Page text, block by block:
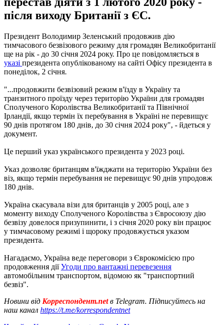
після виходу Британії з ЄС.
Президент Володимир Зеленський продовжив дію
тимчасового безвізового режиму для громадян Великобританії
ще на рік - до 30 січня 2024 року. Про це повідомляється в
указі президента опублікованому на сайті Офісу президента в
понеділок, 2 січня.
"...продовжити безвізовий режим в'їзду в Україну та
транзитного проїзду через територію України для громадян
Сполученого Королівства Великобританії та Північної
Ірландії, якщо термін їх перебування в Україні не перевищує
90 днів протягом 180 днів, до 30 січня 2024 року", - йдеться у
документ.
Це перший указ українського президента у 2023 році.
Указ дозволяє британцям в'їжджати на територію України без
віз, якщо термін перебування не перевищує 90 днів упродовж
180 днів.
Україна скасувала візи для британців у 2005 році, але з
моменту виходу Сполученого Королівства з Євросоюзу дію
безвізу довелося призупинити, і з січня 2020 року він працює
у тимчасовому режимі і щороку продовжується указом
президента.
Нагадаємо, Україна веде переговори з Єврокомісією про
продовження діїУгоди про вантажні перевезення
автомобільним транспортом, відомою як "транспортний
безвіз".
Новини від Корреспондент.netв Telegram. Підписуйтесь на
наш канал https://t.me/korrespondentnet